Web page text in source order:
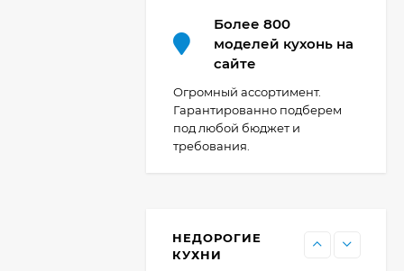
Более 800
моделей кухонь на
сайте
Огромный ассортимент.
Гарантированно подберем
под любой бюджет и
требования.
НЕДОРОГИЕ
КУХНИ
44 091
Кухня Point 1,2 м -
13 655₽
11 476